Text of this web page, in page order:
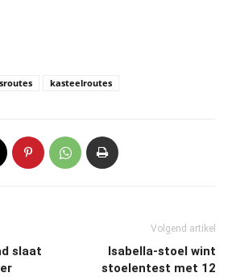
kasteelroutes
slaat
Volgend artikel
Isabella-stoel wint
stoelentest met 12